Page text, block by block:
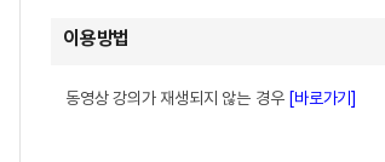
이용방법
동영상 강의가 재생되지 않는 경우 [바로가기]